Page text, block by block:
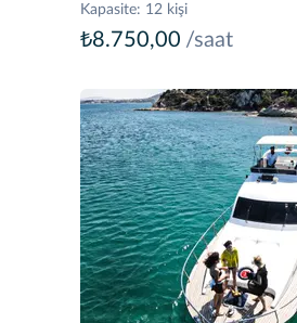
Kapasite: 12 kişi
₺8.750,00 /saat